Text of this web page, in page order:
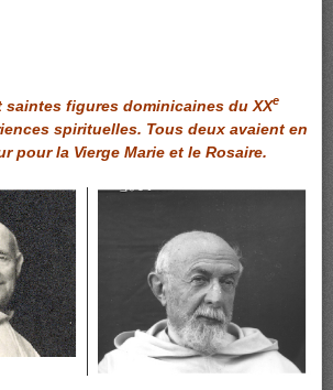
saintes figures dominicaines du XXe
spirituelles. Tous deux avaient en
pour la Vierge Marie et le Rosaire.